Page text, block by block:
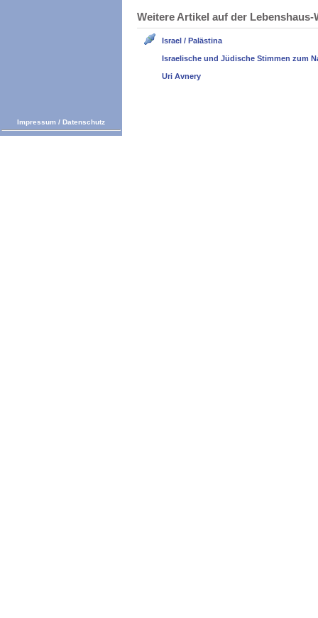
Weitere Artikel auf der
Israel / Palästina
Israelische und Jüdische Stimmen zum
Uri Avnery
Impressum / Datenschutz